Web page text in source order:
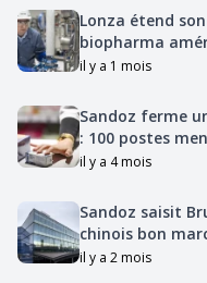
Lonza étend
biopharma
il y a 1 mois
Sandoz ferme
: 100 postes
il y a 4 mois
Sandoz saisit
chinois bon
il y a 2 mois